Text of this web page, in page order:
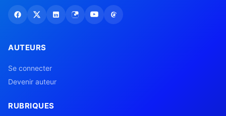
AUTEURS
Se connecter
Devenir auteur
RUBRIQUES